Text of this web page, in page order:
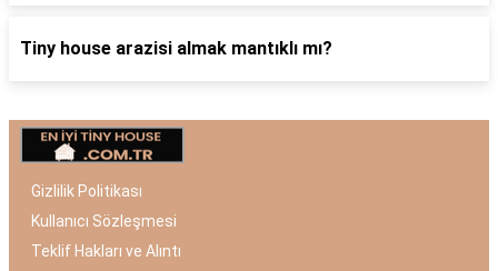
Tiny house arazisi almak mantıklı mı?
Gizlilik Politikası
Kullanıcı Sözleşmesi
Teklif Hakları ve Alıntı